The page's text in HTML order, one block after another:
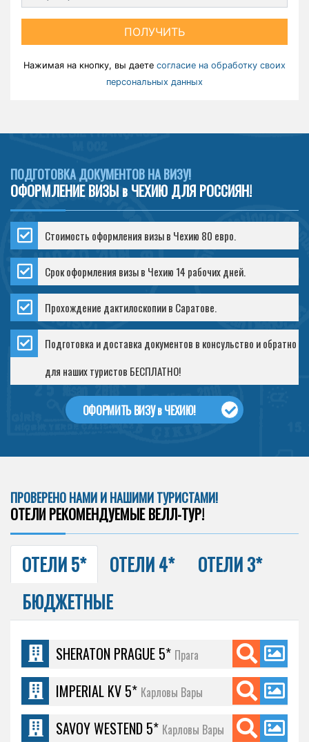
ПОЛУЧИТЬ
Нажимая на кнопку, вы даете согласие на обработку своих
персональных данных
ПОДГОТОВКА ДОКУМЕНТОВ НА ВИЗУ!
ОФОРМЛЕНИЕ ВИЗЫ в ЧЕХИЮ ДЛЯ РОССИЯН!
Стоимость оформления визы в Чехию 80 евро.
Срок оформления визы в Чехию 14 рабочих дней.
Прохождение дактилоскопии в Саратове.
Подготовка и доставка документов в консульство и обратно
для наших туристов БЕСПЛАТНО!
ОФОРМИТЬ ВИЗУ в ЧЕХИЮ!
ПРОВЕРЕНО НАМИ И НАШИМИ ТУРИСТАМИ!
ОТЕЛИ РЕКОМЕНДУЕМЫЕ ВЕЛЛ-ТУР!
ОТЕЛИ 5* ОТЕЛИ 4*
ОТЕЛИ 3*
БЮДЖЕТНЫЕ
SHERATON PRAGUE 5* Прага
IMPERIAL KV 5* Карловы Вары
SAVOY WESTEND 5* Карловы Вары